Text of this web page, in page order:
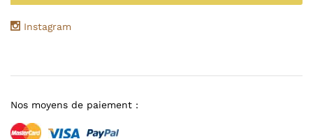
Instagram
Nos moyens de paiement :